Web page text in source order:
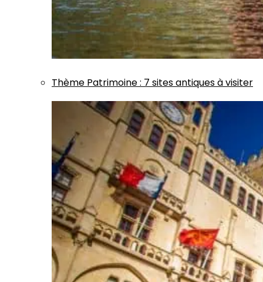
Thème Patrimoine: 7 sites antiques à visiter